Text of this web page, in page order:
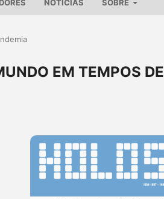
NOTÍCIAS SOBRE
EM TEMPOS DE